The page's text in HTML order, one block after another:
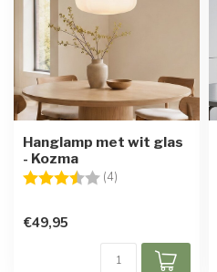
Hanglamp met wit glas
- Kozma
Beoordeling: (4)
€49,95